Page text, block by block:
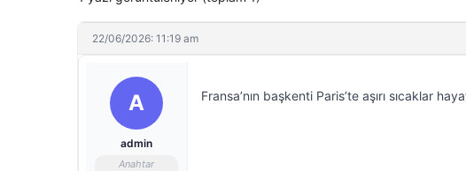
22/06/2026: 11:19 am
A
admin
Anahtar
Fransa’nın başkenti Paris’te aşırı sıcaklar